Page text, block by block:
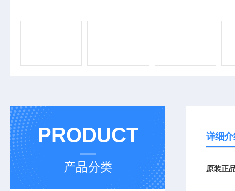
PRODUCT
产品分类
详细
原装正